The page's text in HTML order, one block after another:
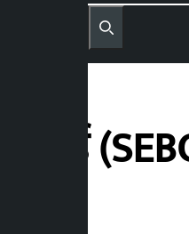
Recent NewsTrending News
Search
बोर्ड